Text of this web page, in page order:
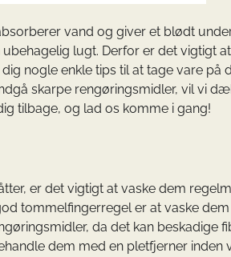
vand og giver et blødt
lugt. Derfor er det vigtigt
nogle enkle tips til at tage vare på
skarpe rengøringsmidler, vil vi
tilbage, og lad os komme i gang!
er det vigtigt at vaske dem
tommelfingerregel er at vaske
da det kan beskadige
dem med en pletfjerner inden